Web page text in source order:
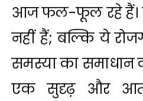
आज फल-फूल रहे हैं। ये
नहीं हैं; बल्कि ये
समस्या का समाधान
एक सुदृढ़ और